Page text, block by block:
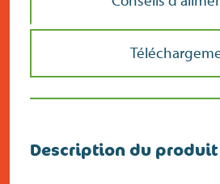
Description du produit